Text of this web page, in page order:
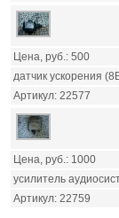
500
датчик ускорения
22577
1000
усилитель
22759